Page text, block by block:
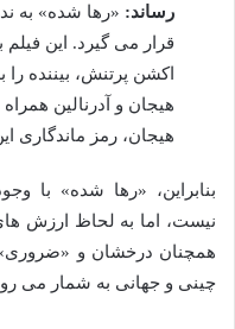
رساند: «رها شده» به
قرار می گیرد. این
اکشن پرتنش، بیننده را
هیجان و آدرنالین
هیجان، رمز ماندگاری
بنابراین، «رها شده» با
نیست، اما به لحاظ ارزش
همچنان درخشان و
چینی و جهانی به شمار می